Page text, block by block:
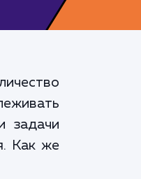
задачи
Как же